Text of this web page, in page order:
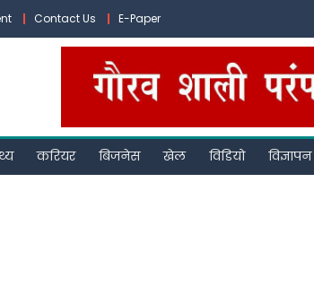
Contact Us E-Paper
करियर बिजनेस खेल विडियो विज्ञापन